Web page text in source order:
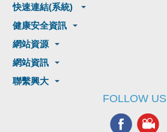
快速連結(系統)
健康安全資訊
網站資源
網站資訊
聯繫興大
FOLLOW US